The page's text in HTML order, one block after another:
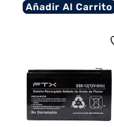
Añadir Al Carrito